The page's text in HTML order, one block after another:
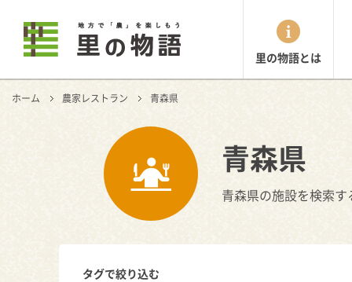
里の物語とは
ホーム 農家レストラン 青森県
青森県
青森県の施設を検索
タグで絞り込む